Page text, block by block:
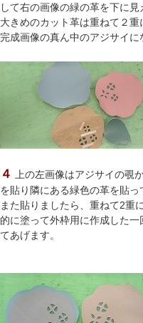
して右の画像の緑の革を下に
大きめのカット革は重ねて２
完成画像の真ん中のアジサイに
４
上の左画像はアジサイの覗
を貼り隣にある緑色の革を貼っ
また貼りましたら、重ねて2重
的に塗って外枠用に作成した
てあげます。